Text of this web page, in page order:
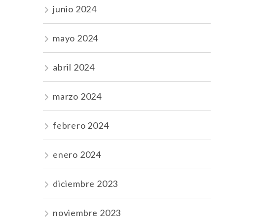
junio 2024
mayo 2024
abril 2024
marzo 2024
febrero 2024
enero 2024
diciembre 2023
noviembre 2023